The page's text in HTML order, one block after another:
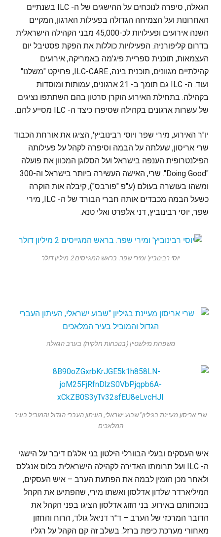
הגאלה, סיפרה לנוכחים על ההישגים של ה- ILC בשנתיים
האחרונות ועל הצמיחה הגדולה בפעילות הארגון, המקיים
השנה אירועים ופעילויות לכ-45,000 מבני הקהילה הישראלית
בדרום קליפורניה. הפעילויות כוללות את הפקת פסטיבל יום
העצמאות, תוכנית ספריית פיג'מה באמריקה, אירועים
קהילתיים מגוונים, תוכנית בינה, ILC-CARE, פרויקט "משלנו"
ועוד. ה- ILC גם תומך ב- 21 ארגונים, עמותות ומוסדות
בקהילה. בתחילת האירוע הוקרן סרטון בהם השתתפו נציגים
של עשרות ארגונים בקהילה שסיפרו כיצד ה- ILC מסייע להם.
יו"ר האירוע, מירי שפר ויוסי רבינוביץ', הציגו את אורחת הכבוד
שרי אריסון, שעלתה על הבמה וסיפרה לקהל על פעילותה
הפילנטרופית הענפה בישראל ועל הסלוגן המכוון את פועלה
"Doing Good". שרי, האישה העשירה ביותר בישראל וה-300
ומשהו בעושרה בעולם (ע"פ "פורבס"), קיבלה אות הוקרה
כשעל הבמה מכבדים אותה חברי הבורד של ה- ILC, מירי
שפר, יוסי רבינוביץ, דני אלפרט ואלי טנא.
יוסי רבינוביץ' ומירי שפר. בראש המגייסים 2 מיליון דולר
משפחת מילשטיין (בנוכחות חלקית) בערב הגאלה
שרי אריסון מעיינת בגיליון "שבוע ישראלי, העיתון העברי הגדול והמוביל בעיר
המלאכים
איש העסקים ובעלי הבוורלי הילטון בני אלג'ם דיבר על הישגי
ה- ILC ועל תרומתו האדירה לקהילה הישראלית בלוס אנג'לס
ולאחר מכן הזמין לבמה את הפתעת הערב – איש העסקים,
המיליארדר שלדון אדלסון ואשתו מירי, שהפתיעו את הקהל
בנוכחותם באירוע. בני הזוג אדלסון הציגו בפני הקהל את
הדובר המרכזי של הערב – ד"ר דניאל גולד, הרוח והחזון
מאחורי מערכת כיפת ברזל. בשלב זה קם הקהל על רגליו